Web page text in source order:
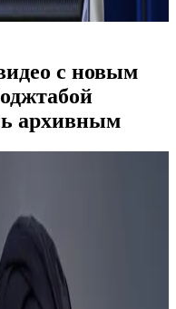
с новым
архивным